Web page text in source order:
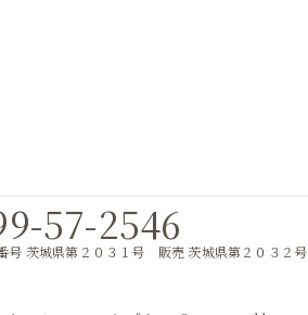
57-2546
号 茨城県第２０３１号 販売 茨城県第２０３